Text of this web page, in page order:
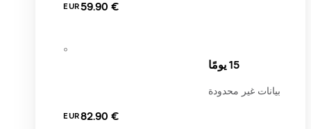
EUR
بيانات غير محدودة
EUR